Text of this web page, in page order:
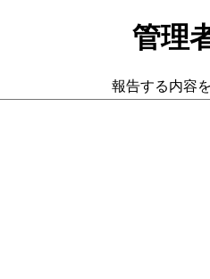
管理
報告する内容